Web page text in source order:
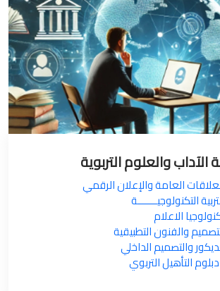
الآداب والعلوم التربوية
العامة والإعلان الرقمي
التكنولوجيـــــــة
الاعلام
والفنون التطبيقية
والتصميم الداخلي
التأهيل التربوي